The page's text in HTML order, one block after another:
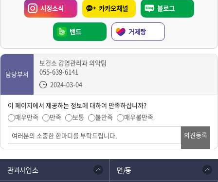
시정소식 카카오채널 블로그
밴드 거제랑
담당부서
보건소 감염관리과 의약팀
055-639-6141
2024-03-04
이 페이지에서 제공하는 정보에 대하여 만족하십니까?
매우만족
만족 보통 불만족
매우불만족
의견등록
관과사업소 면/동